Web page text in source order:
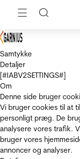
Samtykke
Detaljer
[#IABV2SETTINGS#]
Om
Denne side bruger
Vi bruger cookies til at
personligt præg. De
analysere vores trafik.
bruger vores
annoncer og analyser.